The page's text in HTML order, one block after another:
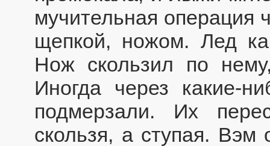
мучительная операция
щепкой, ножом. Лед
Нож скользил по
Иногда через какие-
подмерзали. Их
скользя, а ступая. Вэм